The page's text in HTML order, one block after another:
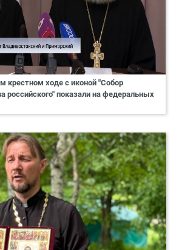
ходе с иконой "Собор
российского" показали на федеральных